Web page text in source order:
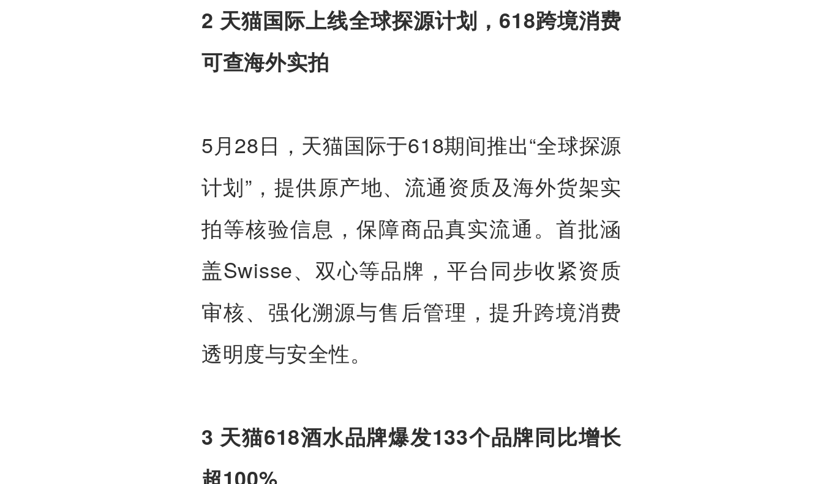
2 天猫国际上线全球探源计划，618跨境消费
可查海外实拍
5月28日，天猫国际于618期间推出“全球探源
计划”，提供原产地、流通资质及海外货架实
拍等核验信息，保障商品真实流通。首批涵
盖Swisse、双心等品牌，平台同步收紧资质
审核、强化溯源与售后管理，提升跨境消费
透明度与安全性。
3 天猫618酒水品牌爆发133个品牌同比增长
超100%